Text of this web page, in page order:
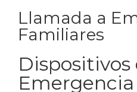
Llamada a
Familiares
Dispositivos
Emergencia